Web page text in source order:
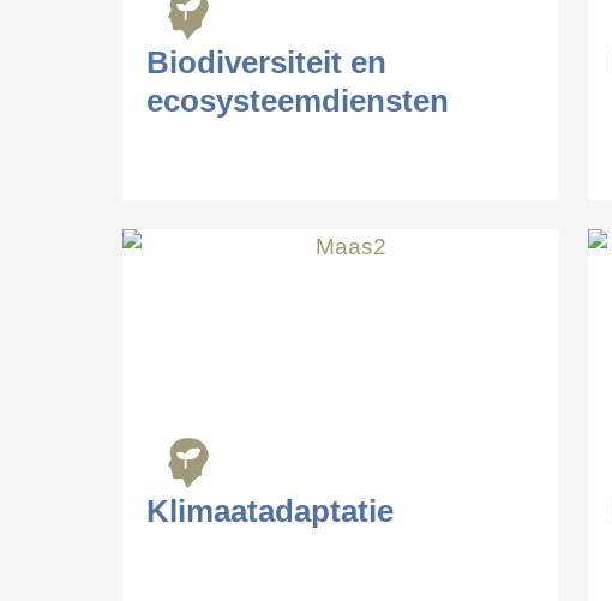
Biodiversiteit en
ecosysteemdiensten
Klimaatadaptatie